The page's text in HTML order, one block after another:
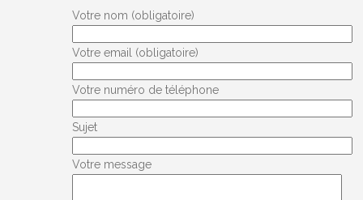
Votre nom (obligatoire)
Votre email (obligatoire)
Votre numéro de téléphone
Sujet
Votre message